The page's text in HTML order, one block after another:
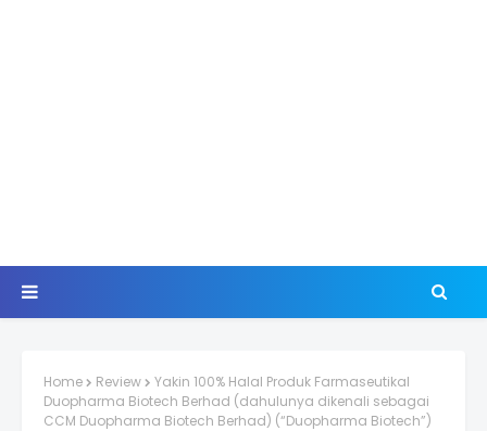
Home Review
Yakin 100% Halal Produk Farmaseutikal
Duopharma Biotech Berhad (dahulunya dikenali sebagai
CCM Duopharma Biotech Berhad) (“Duopharma Biotech”)